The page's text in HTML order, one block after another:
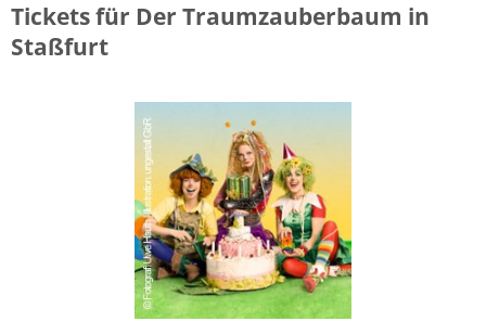
Tickets für Der Traumzauberbaum in
Staßfurt